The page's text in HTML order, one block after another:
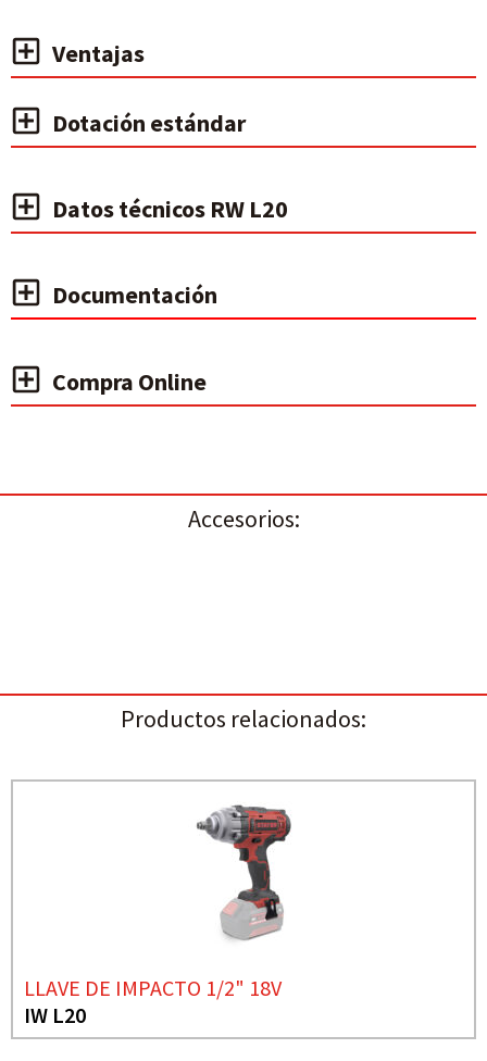
Ventajas
Dotación estándar
Datos técnicos RW L20
Documentación
Compra Online
Accesorios:
Productos relacionados:
LLAVE DE IMPACTO 1/2" 18V
IW L20